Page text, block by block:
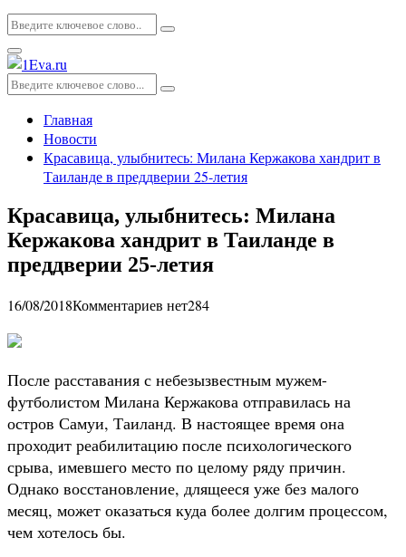
Искать:
Поиск
Основное
меню
Искать:
Поиск
Главная
Новости
Красавица, улыбнитесь: Милана Кержакова хандрит в
Таиланде в преддверии 25-летия
Красавица, улыбнитесь: Милана
Кержакова хандрит в Таиланде в
преддверии 25-летия
16/08/2018Комментариев нет284
После расставания с небезызвестным мужем-
футболистом Милана Кержакова отправилась на
остров Самуи, Таиланд. В настоящее время она
проходит реабилитацию после психологического
срыва, имевшего место по целому ряду причин.
Однако восстановление, длящееся уже без малого
месяц, может оказаться куда более долгим процессом,
чем хотелось бы.